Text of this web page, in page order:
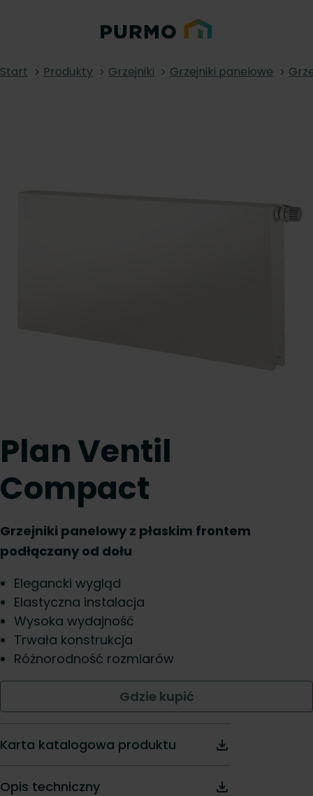
Start Produkty Grzejniki Grzejniki panelowe
Plan Ventil
Compact
Grzejniki panelowy z płaskim frontem
podłączany od dołu
Elegancki wygląd
Elastyczna instalacja
Wysoka wydajność
Trwała konstrukcja
Różnorodność rozmiarów
Gdzie kupić
Karta katalogowa produktu
Opis techniczny